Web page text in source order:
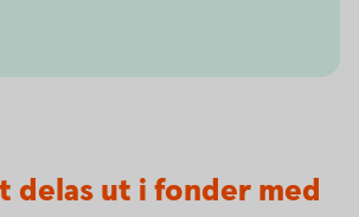
delas ut i fonder med